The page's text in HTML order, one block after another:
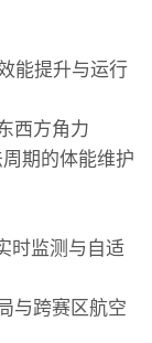
能提升与运行
西方角力
期的体能维护
时监测与自适
与跨赛区航空